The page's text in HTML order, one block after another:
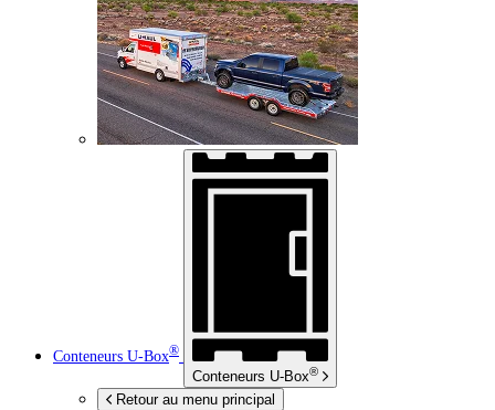
Conteneurs U-Box®
Conteneurs U-Box®
Retour au menu principal